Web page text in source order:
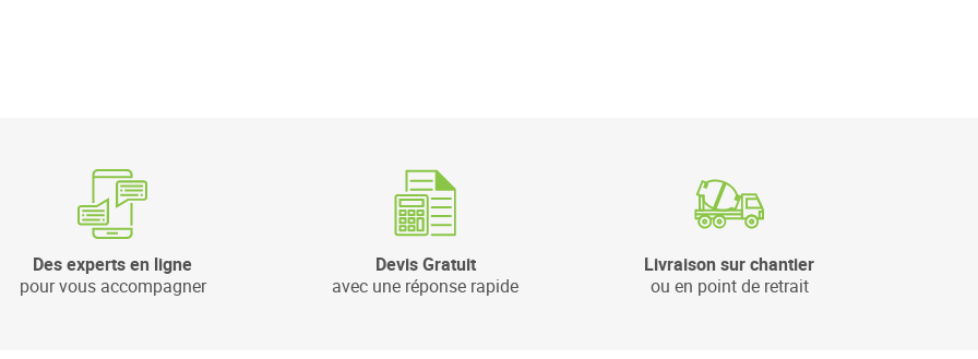
Des experts en ligne
pour vous accompagner
Devis Gratuit
avec une réponse rapide
Livraison sur chantier
ou en point de retrait